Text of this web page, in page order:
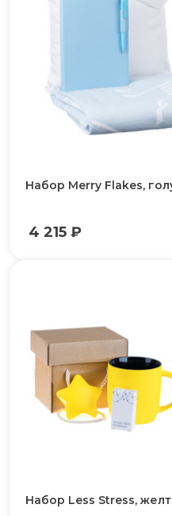
Набор Merry Flakes,
4 215 ₽
Набор Less Stress,